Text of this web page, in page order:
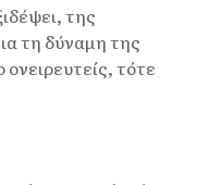
τη δύναμη της
τότε